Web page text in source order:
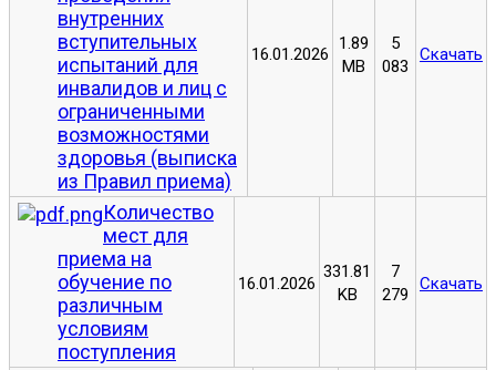
внутренних
вступительных
испытаний для
инвалидов и лиц с
ограниченными
возможностями
здоровья (выписка
из Правил приема)
16.01.2026
1.89
MB
5
083
Скачать
Количество
мест для
приема на
обучение по
различным
условиям
поступления
16.01.2026
331.81
KB
7
279
Скачать